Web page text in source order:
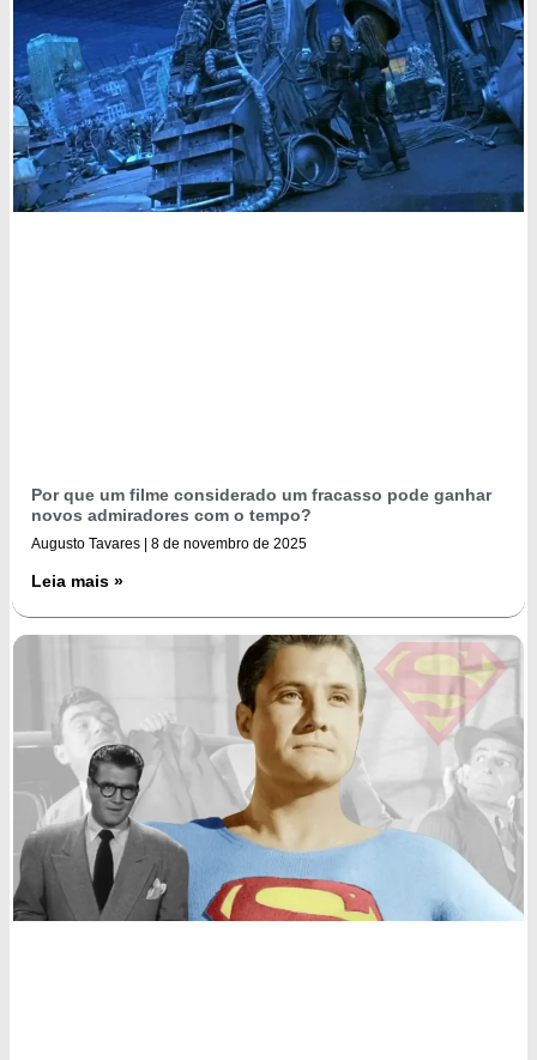
Por que um filme considerado um fracasso pode ganhar
novos admiradores com o tempo?
Augusto Tavares 8 de novembro de 2025
Leia mais »